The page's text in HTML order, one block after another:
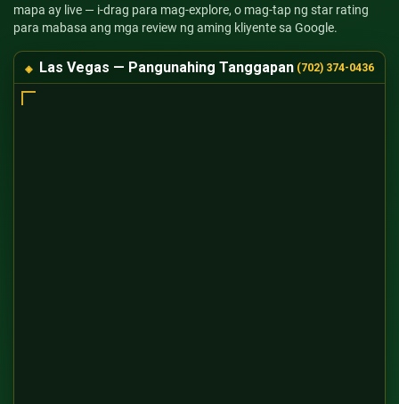
mapa ay live — i-drag para mag-explore, o mag-tap ng star rating
para mabasa ang mga review ng aming kliyente sa Google.
Las Vegas — Pangunahing Tanggapan (702) 374-0436